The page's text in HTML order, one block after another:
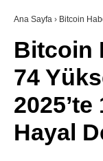
SÖZLÜK
Ana Sayfa › Bitcoin
Bitcoin
74
Hayal